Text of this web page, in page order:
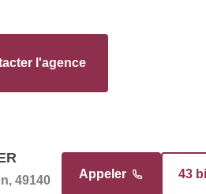
Cuisine
Mode Chauffage
l'agence
49140
Appeler 43